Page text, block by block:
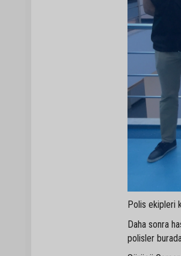
Polis ekipleri
Daha sonra
polisler